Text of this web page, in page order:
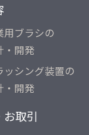
用ブラシの
・開発
ッシング装置の
・開発
お取引